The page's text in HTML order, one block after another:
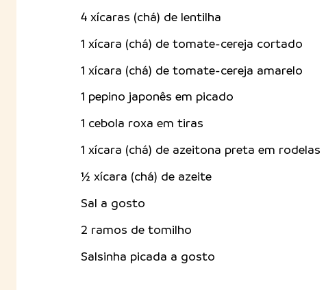
4 xícaras (chá) de lentilha
1 xícara (chá) de tomate-cereja cortado
1 xícara (chá) de tomate-cereja amarelo
1 pepino japonês em picado
1 cebola roxa em tiras
1 xícara (chá) de azeitona preta em rodelas
½ xícara (chá) de azeite
Sal a gosto
2 ramos de tomilho
Salsinha picada a gosto